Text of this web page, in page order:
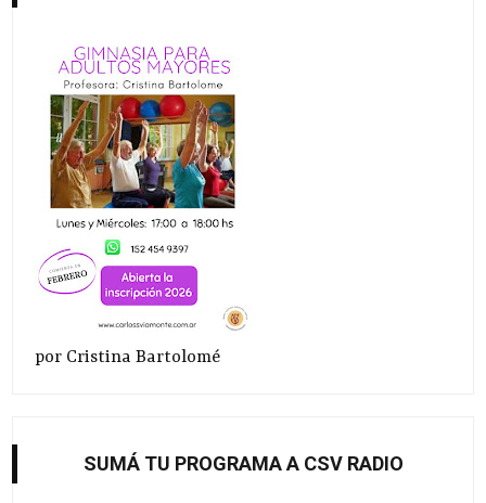
por Cristina Bartolomé
SUMÁ TU PROGRAMA A CSV RADIO